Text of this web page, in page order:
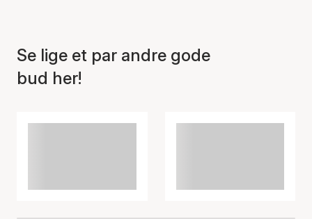
Se lige et par andre gode
bud her!